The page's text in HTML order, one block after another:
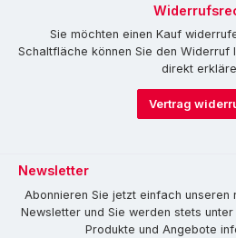
Sie möchten einen Kauf
Schaltfläche können Sie den Widerruf
direkt
Vertrag
Newsletter
Abonnieren Sie jetzt einfach unseren
Newsletter und Sie werden stets
Produkte und Angebote